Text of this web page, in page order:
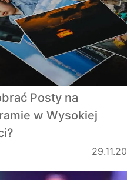
Posty na
w Wysokiej